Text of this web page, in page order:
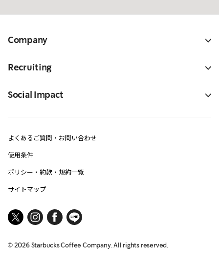
Company
Recruiting
Social Impact
よくあるご質問・お問い合わせ
使用条件
ポリシー・約款・規約一覧
サイトマップ
© 2026Starbucks Coffee Company. All rights reserved.